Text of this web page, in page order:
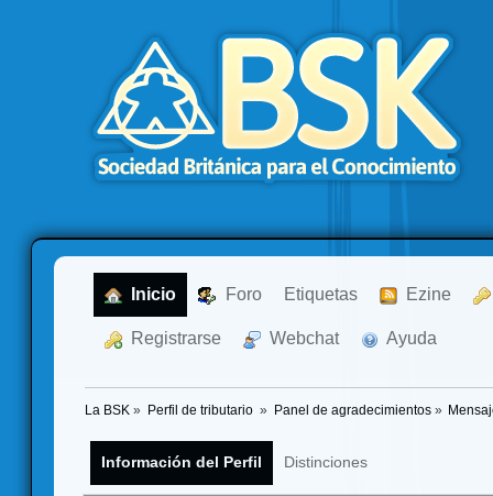
Inicio Foro Etiquetas Ezine
Registrarse Webchat Ayuda
La BSK » Perfil de tributario » Panel de agradecimientos»
Información del Perfil Distinciones